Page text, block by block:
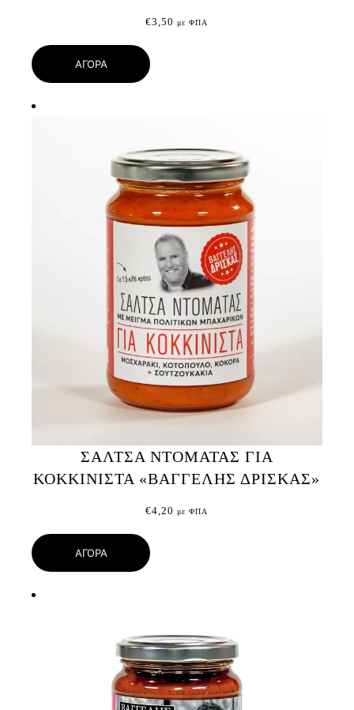
€3,50 με ΦΠΑ
ΑΓΟΡΑ
ΣΑΛΤΣΑ ΝΤΟΜΑΤΑΣ ΓΙΑ
ΚΟΚΚΙΝΙΣΤΑ «ΒΑΓΓΕΛΗΣ ΔΡΙΣΚΑΣ»
€4,20 με ΦΠΑ
ΑΓΟΡΑ